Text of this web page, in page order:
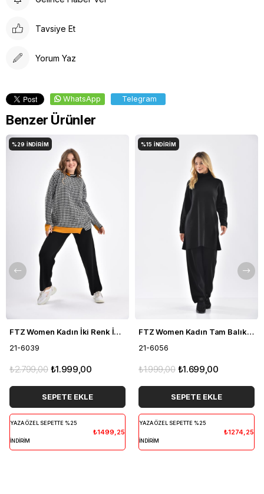
Tavsiye Et
Yorum Yaz
WhatsApp Telegram
Benzer Ürünler
FTZ Women Kadın İki Renk İkili Takım Siyah 21-6039
21-6039
₺1.999,00
₺2.799,00
SEPETE EKLE
YAZA ÖZEL SEPETTE %25
İNDİRİM
₺1499,25
%29 İNDIRIM
FTZ Women Kadın Tam Balıkçı İkili Takım Siyah 21-6056
21-6056
₺1.699,00
₺1.999,00
SEPETE EKLE
YAZA ÖZEL SEPETTE %25
İNDİRİM
₺1274,25
%15 İNDIRIM